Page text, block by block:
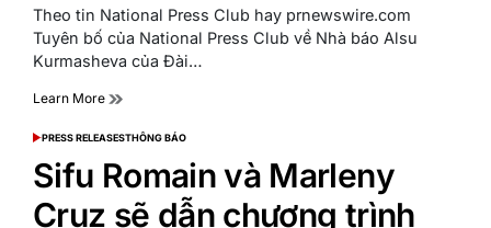
read
time
Theo tin National Press Club hay prnewswire.com
Tuyên bố của National Press Club về Nhà báo Alsu
Kurmasheva của Đài…
Learn More
POSTED
PRESS RELEASESTHÔNG BÁO
Sifu Romain và Marleny
Cruz sẽ dẫn chương trình